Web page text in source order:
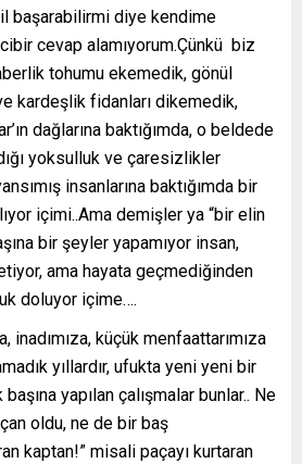
başarabilirmi diye kendime
cevap alamıyorum.Çünkü biz
tohumu ekemedik, gönül
kardeşlik fidanları dikemedik,
dağlarına baktığımda, o beldede
yoksulluk ve çaresizlikler
insanlarına baktığımda bir
içimi..Ama demişler ya “bir elin
bir şeyler yapamıyor insan,
ama hayata geçmediğinden
doluyor içime….
inadımıza, küçük menfaattarımıza
yıllardır, ufukta yeni yeni bir
yapılan çalışmalar bunlar.. Ne
oldu, ne de bir baş
kaptan!” misali paçayı kurtaran